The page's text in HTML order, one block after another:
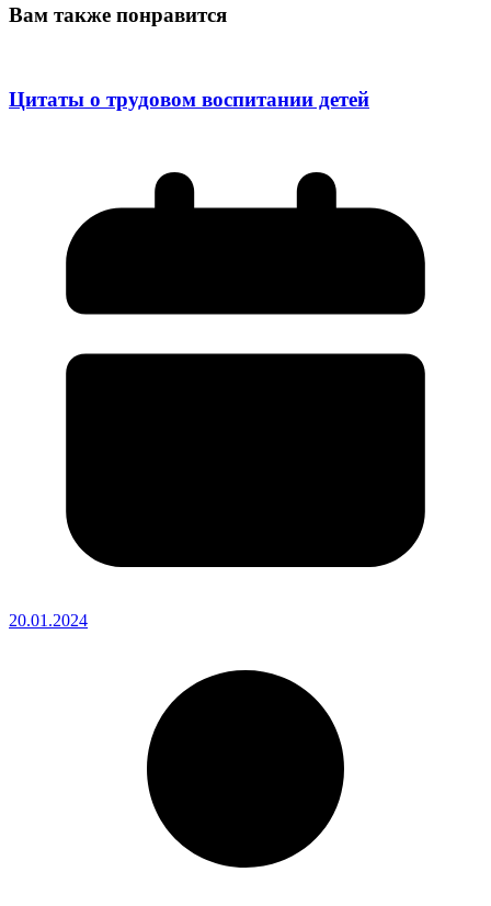
Вам также понравится
Цитаты о трудовом воспитании детей
20.01.2024